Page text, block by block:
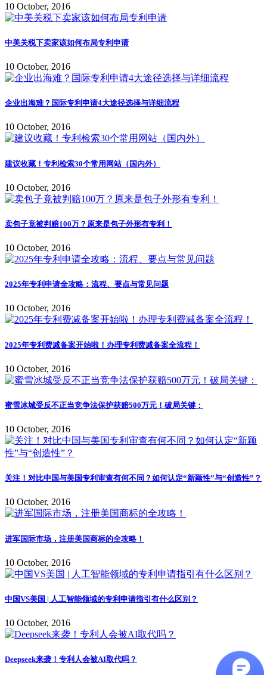
10 October, 2016
中美关税下卖家该如何布局专利申请
10 October, 2016
企业出海难？国际专利申请4大途径选择与详细流程
10 October, 2016
建议收藏！专利检索30个常用网站（国内外）
10 October, 2016
卖包子竟被判赔100万？原来是包子外形有专利！
10 October, 2016
2025年专利申请全攻略：流程、要点与常见问题
10 October, 2016
2025年专利费减备案开始啦！办理专利费减备案全流程！
10 October, 2016
蜜雪冰城受反不正当竞争法保护获赔500万元！破局关键：
10 October, 2016
关注！对比中国与美国专利审查有何不同？如何认定“新颖性”与“创造性”？
10 October, 2016
进军国际市场，注册美国商标的全攻略！
10 October, 2016
中国VS美国 | 人工智能领域的专利申请指引有什么区别？
10 October, 2016
Deepseek来袭！专利人会被AI取代吗？